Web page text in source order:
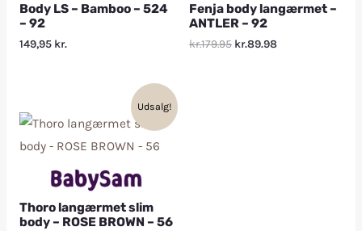
Body LS – Bamboo – 524
– 92
149,95 kr.
Fenja body langærmet –
ANTLER – 92
kr.179.95 kr.89.98
Udsalg!
Thoro langærmet slim
body – ROSE BROWN – 56